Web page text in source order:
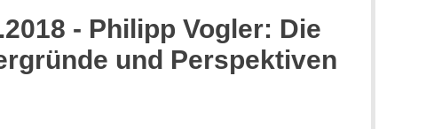
- Philipp Vogler: Die
und Perspektiven